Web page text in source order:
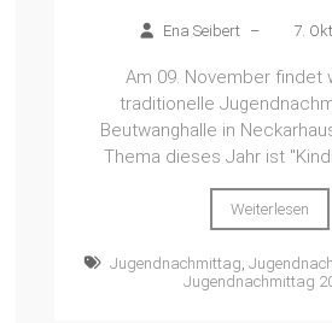
Ena Seibert – 7.
Am 09. November findet
traditionelle
Beutwanghalle in
Thema dieses Jahr ist
Weiterlesen
Jugendnachmittag,
Jugendnachmittag